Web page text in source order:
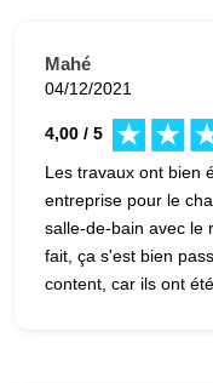
Mahé
04/12/2021
4,00 / 5
Les travaux ont bien
entreprise pour le
salle-de-bain avec le
fait, ça s'est bien
content, car ils ont